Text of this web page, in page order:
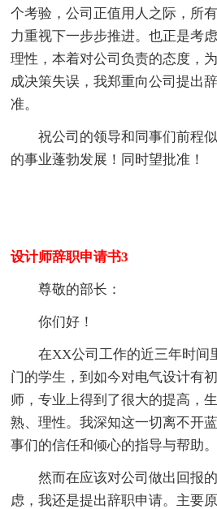
个考验，公司正值用人之际，所
力重视下一步步推进。也正是考
理性，本着对公司负责的态度，
成决策失误，我郑重向公司提出
准。
祝公司的领导和同事们前程
的事业蓬勃发展！同时望批准！
设计师辞职申请书3
尊敬的部长：
你们好！
在XX公司工作的近三年时间
门的学生，到如今对电气设计有
师，专业上得到了很大的提高，
熟、理性。我深知这一切离不开
事们的信任和倾心的指导与帮助。
然而在应该对公司做出回报
虑，我还是提出辞职申请。主要